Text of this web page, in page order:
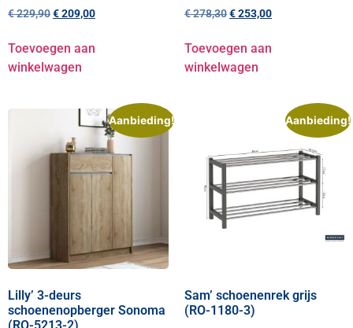
€229,90€209,00
Toevoegen aan
winkelwagen
€278,30€253,00
Toevoegen aan
winkelwagen
Aanbieding!
Lilly’ 3-deurs
schoenenopberger Sonoma
(RO-5213-2)
Aanbieding!
Sam’ schoenenrek grijs
(RO-1180-3)